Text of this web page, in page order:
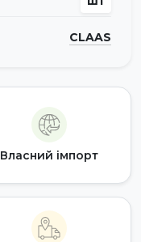
CLAAS
Власний імпорт